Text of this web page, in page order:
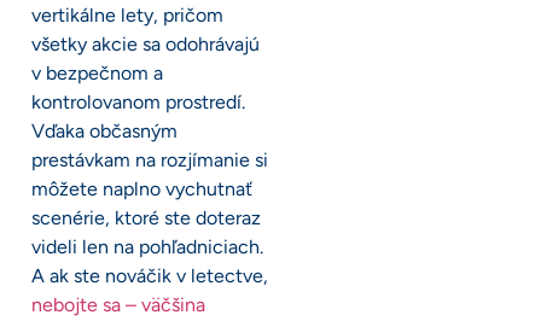
vertikálne lety, pričom
všetky akcie sa odohrávajú
v bezpečnom a
kontrolovanom prostredí.
Vďaka občasným
prestávkam na rozjímanie si
môžete naplno vychutnať
scenérie, ktoré ste doteraz
videli len na pohľadniciach.
A ak ste nováčik v letectve,
nebojte sa – väčšina